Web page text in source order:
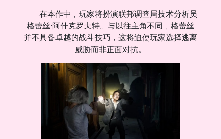
在本作中，玩家将扮演联邦调查局技术分析员
格蕾丝·阿什克罗夫特。与以往主角不同，格蕾丝
并不具备卓越的战斗技巧，这将迫使玩家选择逃离
威胁而非正面对抗。